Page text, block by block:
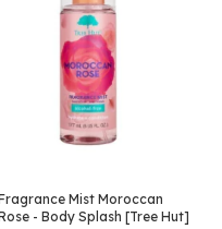
Mist Moroccan
- Body Splash [Tree Hut]